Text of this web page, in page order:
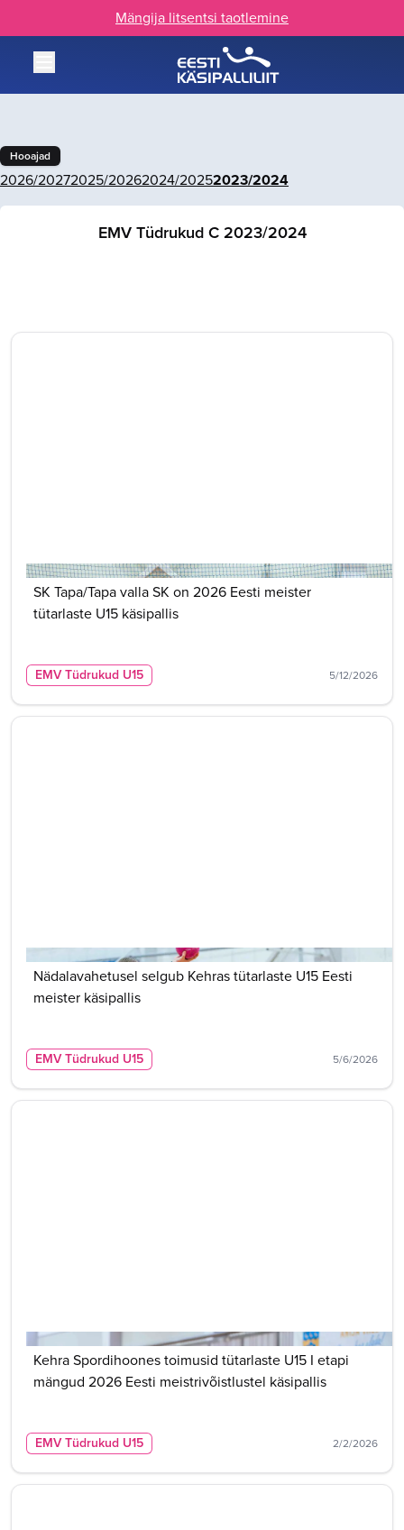
Mängija litsentsi taotlemine
Hooajad
2026/20272025/20262024/20252023/2024
EMV Tüdrukud C 2023/2024
SK Tapa/Tapa valla SK on 2026 Eesti meister
tütarlaste U15 käsipallis
EMV Tüdrukud U15 5/12/2026
Nädalavahetusel selgub Kehras tütarlaste U15 Eesti
meister käsipallis
EMV Tüdrukud U15 5/6/2026
Kehra Spordihoones toimusid tütarlaste U15 I etapi
mängud 2026 Eesti meistrivõistlustel käsipallis
EMV Tüdrukud U15 2/2/2026